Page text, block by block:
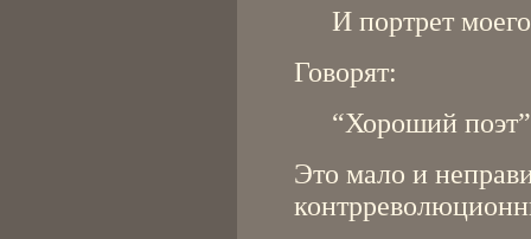
И портрет
Говорят:
“Хороший
Это мало и